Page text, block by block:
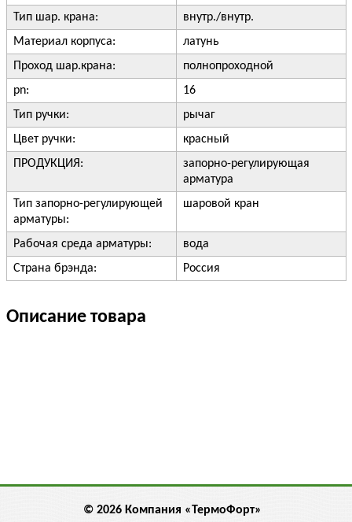
Тип шар. крана:
внутр./внутр.
Материал корпуса:
латунь
Проход шар.крана:
полнопроходной
pn:
16
Тип ручки:
рычаг
Цвет ручки:
красный
ПРОДУКЦИЯ:
запорно-регулирующая
арматура
Тип запорно-регулирующей
арматуры:
шаровой кран
Рабочая среда арматуры:
вода
Страна брэнда:
Россия
Описание товара
© 2026 Компания «ТермоФорт»